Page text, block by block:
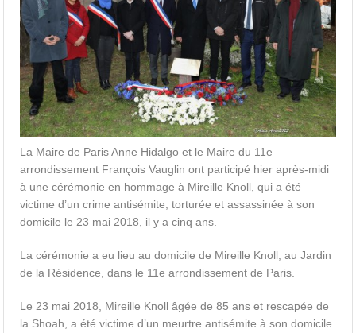
La Maire de Paris Anne Hidalgo et le Maire du 11e
arrondissement François Vauglin ont participé hier après-midi
à une cérémonie en hommage à Mireille Knoll, qui a été
victime d’un crime antisémite, torturée et assassinée à son
domicile le 23 mai 2018, il y a cinq ans.
La cérémonie a eu lieu au domicile de Mireille Knoll, au Jardin
de la Résidence, dans le 11e arrondissement de Paris.
Le 23 mai 2018, Mireille Knoll âgée de 85 ans et rescapée de
la Shoah, a été victime d’un meurtre antisémite à son domicile.